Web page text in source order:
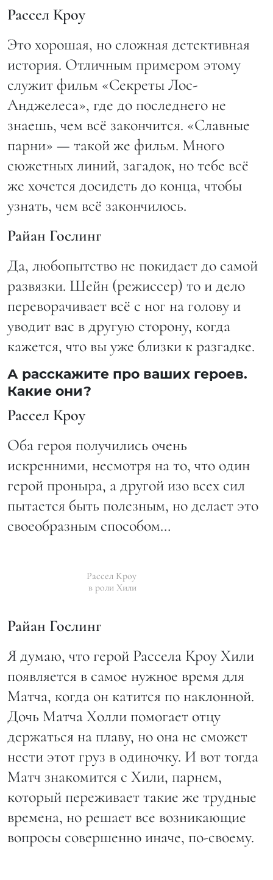
Рассел Кроу
Это хорошая, но сложная детективная
история. Отличным примером этому
служит фильм «Секреты Лос-
Анджелеса», где до последнего не
знаешь, чем всё закончится. «Славные
парни» — такой же фильм. Много
сюжетных линий, загадок, но тебе всё
же хочется досидеть до конца, чтобы
узнать, чем всё закончилось.
Райан Гослинг
Да, любопытство не покидает до самой
развязки. Шейн (режиссер) то и дело
переворачивает всё с ног на голову и
уводит вас в другую сторону, когда
кажется, что вы уже близки к разгадке.
А расскажите про ваших героев.
Какие они?
Рассел Кроу
Оба героя получились очень
искренними, несмотря на то, что один
герой проныра, а другой изо всех сил
пытается быть полезным, но делает это
своеобразным способом…
Рассел Кроу
в роли Хили
Райан Гослинг
Я думаю, что герой Рассела Кроу Хили
появляется в самое нужное время для
Матча, когда он катится по наклонной.
Дочь Матча Холли помогает отцу
держаться на плаву, но она не сможет
нести этот груз в одиночку. И вот тогда
Матч знакомится с Хили, парнем,
который переживает такие же трудные
времена, но решает все возникающие
вопросы совершенно иначе, по-своему.